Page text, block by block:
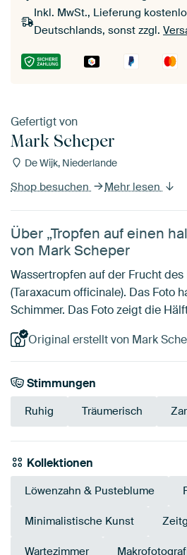
Inkl. MwSt., Lieferung
Deutschlands, sonst zzgl.
Gefertigt von
Mark Scheper
De Wijk, Niederlande
Shop besuchen Mehr lesen
Über „Tropfen auf einen
von Mark Scheper
Wassertropfen auf der Frucht des
(Taraxacum officinale). Das Foto
Schimmer. Das Foto zeigt die
Original erstellt von Mark
Stimmungen
Ruhig Träumerisch
Kollektionen
Löwenzahn & Pusteblume
Minimalistische Kunst
Wartezimmer